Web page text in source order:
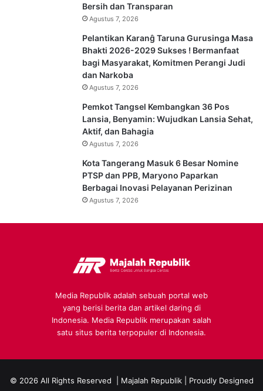
Bersih dan Transparan
Agustus 7, 2026
Pelantikan Karanĝ Taruna Gurusinga Masa
Bhakti 2026-2029 Sukses ! Bermanfaat
bagi Masyarakat, Komitmen Perangi Judi
dan Narkoba
Agustus 7, 2026
Pemkot Tangsel Kembangkan 36 Pos
Lansia, Benyamin: Wujudkan Lansia Sehat,
Aktif, dan Bahagia
Agustus 7, 2026
Kota Tangerang Masuk 6 Besar Nomine
PTSP dan PPB, Maryono Paparkan
Berbagai Inovasi Pelayanan Perizinan
Agustus 7, 2026
Media Republik adalah sebuah portal web
yang berisi berita dan artikel daring di
Indonesia. Media Republik merupakan salah
satu situs berita terpopuler di Indonesia.
© 2026 All Rights Reserved | Majalah Republik| Proudly Designed